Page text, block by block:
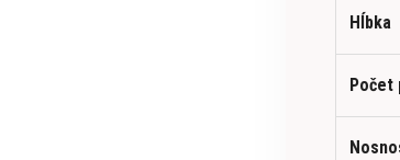
Hĺbka
Počet